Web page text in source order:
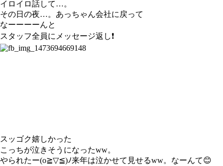
イロイロ話して…。
その日の夜…。あっちゃん会社に戻って
なーーーーんと
スタッフ全員にメッセージ返し❗
スッゴク嬉しかった
こっちが泣きそうになったww。
やられたー(o≧▽≦)ﾉ来年は泣かせて見せるww。なーんて😊